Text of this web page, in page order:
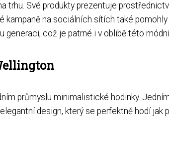
trhu. Své produkty prezentuje
kampaně na sociálních sítích také
což je patrné i v oblibě této
průmyslu minimalistické hodinky.
design, který se perfektně hodí jak